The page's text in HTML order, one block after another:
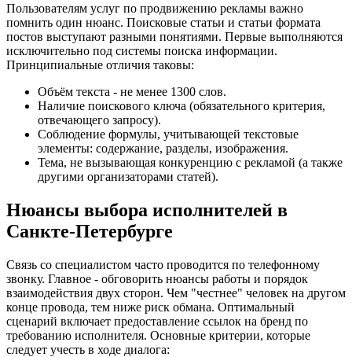
Пользователям услуг по продвижению рекламы важно
помнить один нюанс. Поисковые статьи и статьи формата
постов выступают разными понятиями. Первые выполняются
исключительно под системы поиска информации.
Принципиальные отличия таковы:
Объём текста - не менее 1300 слов.
Наличие поискового ключа (обязательного критерия,
отвечающего запросу).
Соблюдение формулы, учитывающей текстовые
элементы: содержание, разделы, изображения.
Тема, не вызывающая конкуренцию с рекламой (а также
другими организаторами статей).
Нюансы выбора исполнителей в
Санкте-Петербурге
Связь со специалистом часто проводится по телефонному
звонку. Главное - обговорить нюансы работы и порядок
взаимодействия двух сторон. Чем "честнее" человек на другом
конце провода, тем ниже риск обмана. Оптимальный
сценарий включает предоставление ссылок на бренд по
требованию исполнителя. Основные критерии, которые
следует учесть в ходе диалога: